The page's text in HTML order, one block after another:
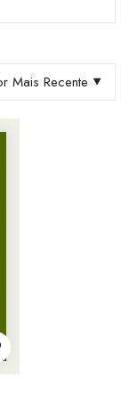
Mais Recente